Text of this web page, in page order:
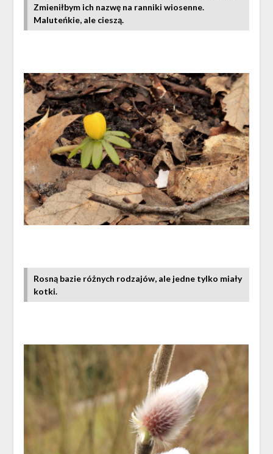
Zmieniłbym ich nazwę na ranniki wiosenne.
Maluteńkie, ale cieszą.
Rosną bazie różnych rodzajów, ale jedne tylko miały
kotki.